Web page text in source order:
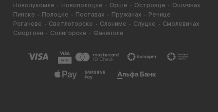
Новолукомле
Новополоцке Орше Островце
Ошмянах
Пинске
Полоцке Поставах Пружанах
Речице
Рогачеве
Светлогорске Слониме Слуцке
Смолевичах
Сморгони
Солигорске Фаниполе